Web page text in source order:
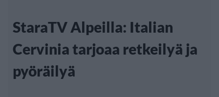
StaraTV Alpeilla: Italian
Cervinia tarjoaa retkeilyä ja
pyöräilyä